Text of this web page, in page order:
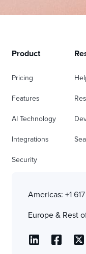
Product
Pricing
Features
AI Technology
Integrations
Security
Americas: +1
Europe & Rest